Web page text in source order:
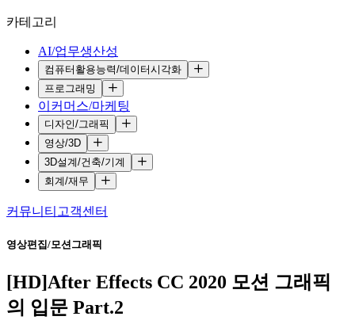
카테고리
AI/업무생산성
컴퓨터활용능력/데이터시각화
프로그래밍
이커머스/마케팅
디자인/그래픽
영상/3D
3D설계/건축/기계
회계/재무
커뮤니티 고객센터
영상편집/모션그래픽
[HD]After Effects CC 2020 모션 그래픽
의 입문 Part.2